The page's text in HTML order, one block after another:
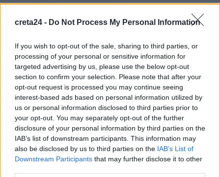
creta24 - Do Not Process My Personal Information
If you wish to opt-out of the sale, sharing to third parties, or
processing of your personal or sensitive information for
targeted advertising by us, please use the below opt-out
section to confirm your selection. Please note that after your
opt-out request is processed you may continue seeing
interest-based ads based on personal information utilized by
us or personal information disclosed to third parties prior to
your opt-out. You may separately opt-out of the further
disclosure of your personal information by third parties on the
IAB’s list of downstream participants. This information may
also be disclosed by us to third parties on the IAB’s List of
Downstream Participants that may further disclose it to other